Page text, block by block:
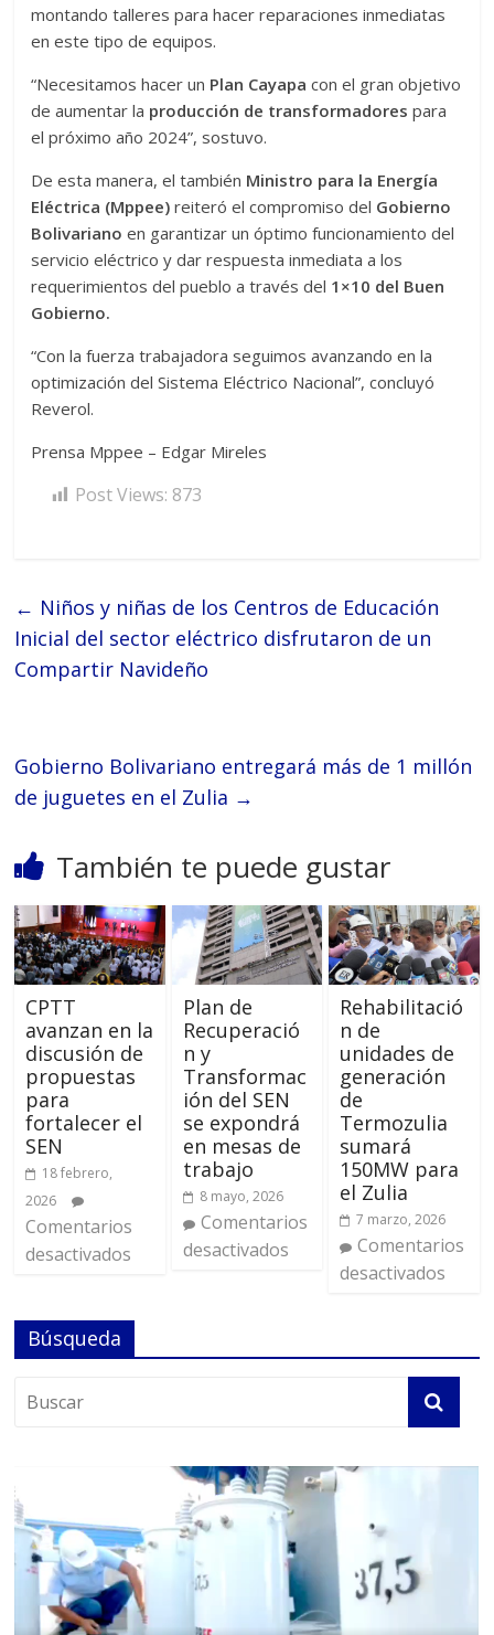
montando talleres para hacer reparaciones inmediatas
en este tipo de equipos.
“Necesitamos hacer un Plan Cayapa con el gran objetivo
de aumentar la producción de transformadorespara
el próximo año 2024”, sostuvo.
De esta manera, el también Ministro para la Energía
Eléctrica (Mppee) reiteró el compromiso del Gobierno
Bolivariano en garantizar un óptimo funcionamiento del
servicio eléctrico y dar respuesta inmediata a los
requerimientos del pueblo a través del 1×10 del Buen
Gobierno.
“Con la fuerza trabajadora seguimos avanzando en la
optimización del Sistema Eléctrico Nacional”, concluyó
Reverol.
Prensa Mppee – Edgar Mireles
Post Views: 873
← Niños y niñas de los Centros de Educación
Inicial del sector eléctrico disfrutaron de un
Compartir Navideño
Gobierno Bolivariano entregará más de 1 millón
de juguetes en el Zulia →
También te puede gustar
CPTT
avanzan en la
discusión de
propuestas
para
fortalecer el
SEN
18 febrero,
2026
Comentarios
desactivados
Plan de
Recuperació
n y
Transformac
ión del SEN
se expondrá
en mesas de
trabajo
8 mayo, 2026
Comentarios
desactivados
Rehabilitació
n de
unidades de
generación
de
Termozulia
sumará
150MW para
el Zulia
7 marzo, 2026
Comentarios
desactivados
Búsqueda